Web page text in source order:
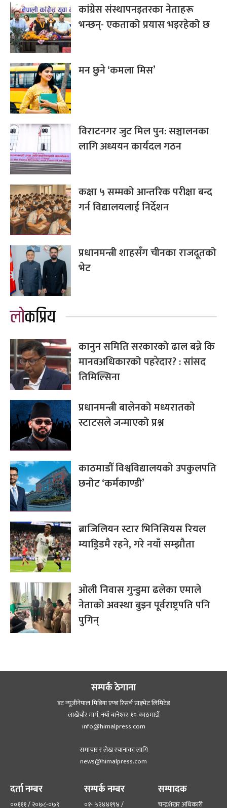
कांग्रेस संस्थापनइतरका नेताहरू
भन्छन्- एकताको प्रयास भइरहेको छ
मन छुने ‘कमला मिस’
विराटनगर जुट मिल पुन: सञ्चालनका
लागि अध्ययन कार्यदल गठन
कक्षा ५ सम्मको आन्तरिक परीक्षा बन्द
गर्न विद्यालयलाई निर्देशन
प्रधानमन्त्री शाहसँग चीनका राजदूतको
भेट
लोकप्रिय
कानुन समिति सरकारको ढाल बन्ने कि
मानवअधिकारको पहरेदार? : सांसद
तिमिल्सिना
प्रधानमन्त्री बालेनको मध्यरातको
स्टाटसले जन्माएको प्रश्न
काठमाडौँ विश्वविद्यालयको उपकुलपति
छनोट ‘कर्मकाण्डी’
ब्राजिलियन स्टार भिनिसियस रियल
म्याड्रिडमै रहने, गरे नयाँ सम्झौता
ओली निवास गुन्डुमा ढलेका एमाले
नेताको अवस्था बुझ्न पूर्वराष्ट्रपति पनि
पुगिन्
सम्पर्क ठेगाना
डट न्यूजीनेपाल मिडिया एण्ड रिसर्च प्राइभेट लिमिटेड
लाखेचौर मार्ग, नयाँ बानेश्‍वर-१० काठमाडौँ
info@himalpress.com
समाचार र लेख रचानाका लागि
news@himalpress.com
दर्ता नम्बर
००१११ / २०७८-०७९
सम्पर्क नम्बर
०१- ५२४४१९४ /
सम्पादक
चन्द्रशेखर अधिकारी